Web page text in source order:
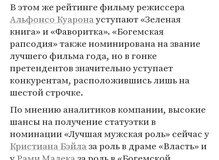
В этом же рейтинге фильму режиссера
Альфонсо Куаронауступают «Зеленая
книга» и «Фаворитка». «Богемская
рапсодия» также номинирована на звание
лучшего фильма года, но в гонке
претендентов значительно уступает
конкурентам, расположившись лишь на
шестой строчке.
По мнению аналитиков компании, высокие
шансы на получение статуэтки в
номинации «Лучшая мужская роль» сейчас у
Кристиана Бэйлаза роль в драме «Власть» и